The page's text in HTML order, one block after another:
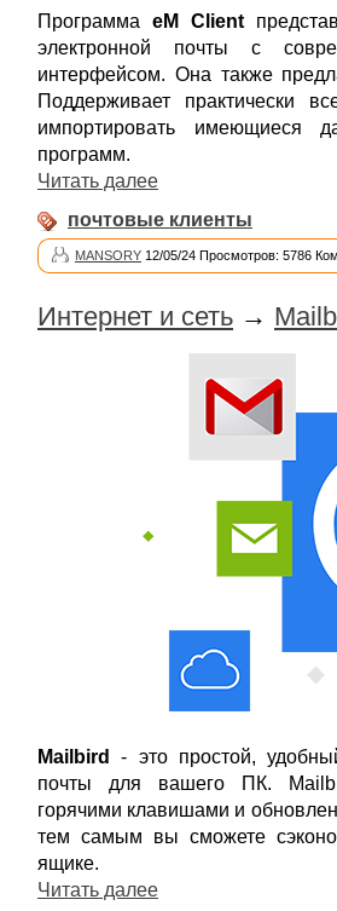
Программа eM Client
электронной почты с
интерфейсом. Она также
Поддерживает практически
импортировать имеющиеся
программ.
Читать далее
почтовые клиенты
MANSORY 12/05/24 Просмотров: 5786
Интернет и сеть →
Mailbird
- это простой,
почты для вашего ПК.
горячими клавишами и
тем самым вы сможете
ящике.
Читать далее